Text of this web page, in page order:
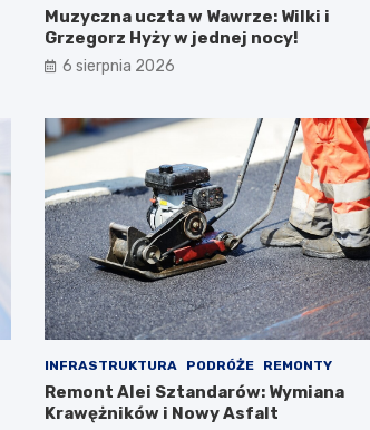
Muzyczna uczta w Wawrze: Wilki i
Grzegorz Hyży w jednej nocy!
6 sierpnia 2026
INFRASTRUKTURA PODRÓŻE REMONTY
Remont Alei Sztandarów: Wymiana
Krawężników i Nowy Asfalt